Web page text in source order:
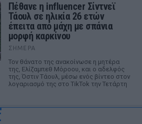
Πέθανε η influencer Σίντνεϊ
Τάουλ σε ηλικία 26 ετών
έπειτα από μάχη με σπάνια
μορφή καρκίνου
ΣΉΜΕΡΑ
Τον θάνατο της ανακοίνωσε η μητέρα
της, Ελίζαμπεθ Μόροου, και ο αδελφός
της, Όστιν Τάουλ, μέσω ενός βίντεο στον
λογαριασμό της στο TikTok την Τετάρτη